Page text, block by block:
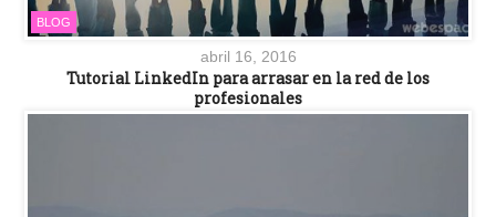
BLOG
abril 16, 2016
Tutorial LinkedIn para arrasar en la red de los
profesionales